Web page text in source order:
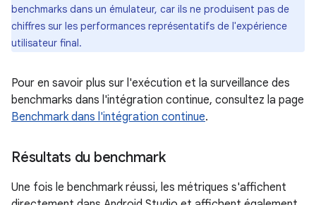
benchmarks dans un émulateur, car ils ne produisent pas de
chiffres sur les performances représentatifs de l'expérience
utilisateur final.
Pour en savoir plus sur l'exécution et la surveillance des
benchmarks dans l'intégration continue, consultez la page
Benchmark dans l'intégration continue.
Résultats du benchmark
Une fois le benchmark réussi, les métriques s'affichent